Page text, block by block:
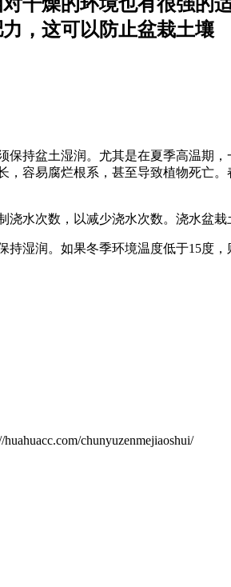
，这可以防止盆栽土壤
持盆土湿润。尤其是在夏季高温期
容易腐烂根系，甚至导致植物死亡
水次数，以减少浇水次数。浇水盆
湿润。如果冬季环境温度低于15度
chunyuzenmejiaoshui/